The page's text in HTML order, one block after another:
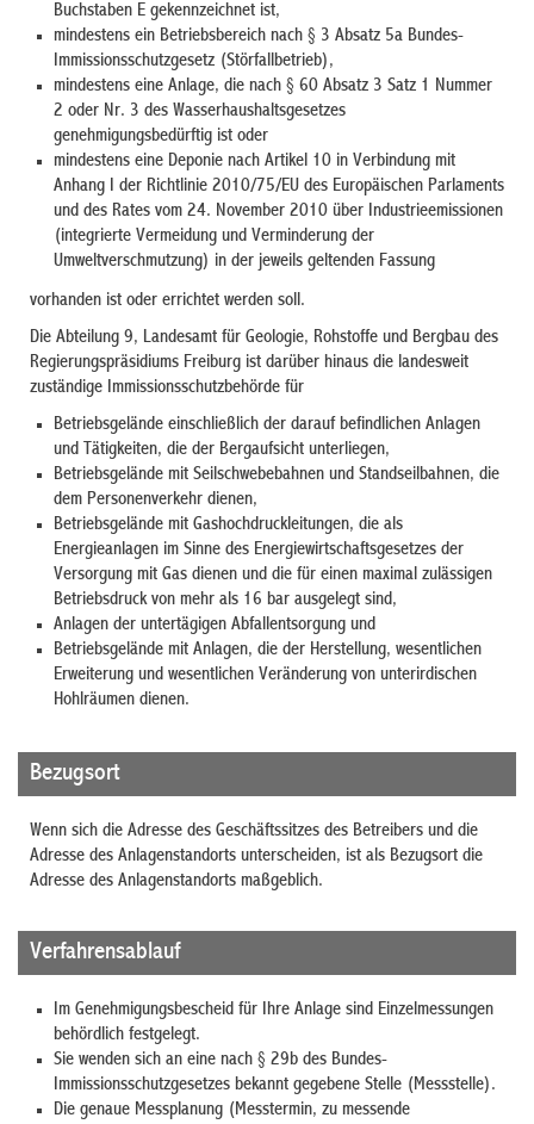
Buchstaben E gekennzeichnet ist,
mindestens ein Betriebsbereich nach § 3 Absatz 5a Bundes-
Immissionsschutzgesetz (Störfallbetrieb),
mindestens eine Anlage, die nach § 60 Absatz 3 Satz 1 Nummer
2 oder Nr. 3 des Wasserhaushaltsgesetzes
genehmigungsbedürftig ist oder
mindestens eine Deponie nach Artikel 10 in Verbindung mit
Anhang I der Richtlinie 2010/75/EU des Europäischen Parlaments
und des Rates vom 24. November 2010 über Industrieemissionen
(integrierte Vermeidung und Verminderung der
Umweltverschmutzung) in der jeweils geltenden Fassung
vorhanden ist oder errichtet werden soll.
Die Abteilung 9, Landesamt für Geologie, Rohstoffe und Bergbau des
Regierungspräsidiums Freiburg ist darüber hinaus die landesweit
zuständige Immissionsschutzbehörde für
Betriebsgelände einschließlich der darauf befindlichen Anlagen
und Tätigkeiten, die der Bergaufsicht unterliegen,
Betriebsgelände mit Seilschwebebahnen und Standseilbahnen, die
dem Personenverkehr dienen,
Betriebsgelände mit Gashochdruckleitungen, die als
Energieanlagen im Sinne des Energiewirtschaftsgesetzes der
Versorgung mit Gas dienen und die für einen maximal zulässigen
Betriebsdruck von mehr als 16 bar ausgelegt sind,
Anlagen der untertägigen Abfallentsorgung und
Betriebsgelände mit Anlagen, die der Herstellung, wesentlichen
Erweiterung und wesentlichen Veränderung von unterirdischen
Hohlräumen dienen.
Bezugsort
Wenn sich die Adresse des Geschäftssitzes des Betreibers und die
Adresse des Anlagenstandorts unterscheiden, ist als Bezugsort die
Adresse des Anlagenstandorts maßgeblich.
Verfahrensablauf
Im Genehmigungsbescheid für Ihre Anlage sind Einzelmessungen
behördlich festgelegt.
Sie wenden sich an eine nach § 29b des Bundes-
Immissionsschutzgesetzes bekannt gegebene Stelle (Messstelle).
Die genaue Messplanung (Messtermin, zu messende